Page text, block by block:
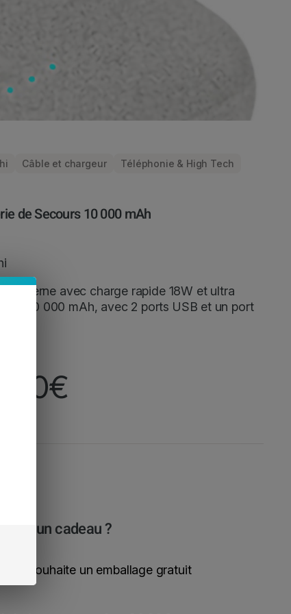
Câble et chargeur Téléphonie & High Tech
de Secours 10 000 mAh
externe avec charge rapide 18W et ultra
10 000 mAh, avec 2 ports USB et un port
€
pour un cadeau ?
je souhaite un emballage gratuit